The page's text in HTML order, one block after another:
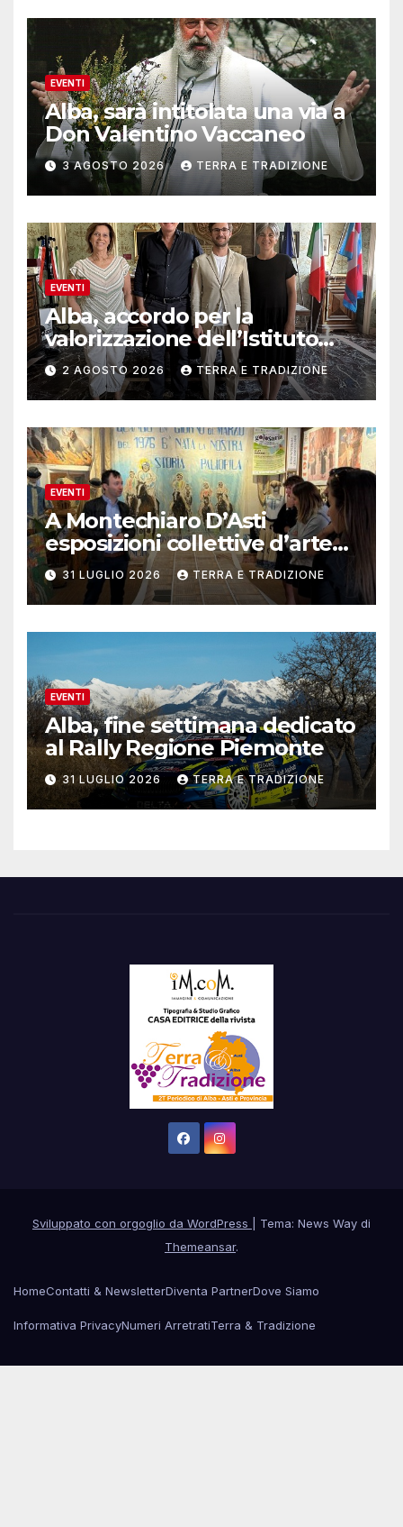
EVENTI
Alba, sarà intitolata una via a
Don Valentino Vaccaneo
3 AGOSTO 2026 TERRA E TRADIZIONE
EVENTI
Alba, accordo per la
valorizzazione dell’Istituto
musicale Rocca
2 AGOSTO 2026 TERRA E TRADIZIONE
EVENTI
A Montechiaro D’Asti
esposizioni collettive d’arte
contemporanea
31 LUGLIO 2026 TERRA E TRADIZIONE
EVENTI
Alba, fine settimana dedicato
al Rally Regione Piemonte
31 LUGLIO 2026 TERRA E TRADIZIONE
Sviluppato con orgoglio da WordPress
Tema: News Way di
Themeansar.
HomeContatti & NewsletterDiventa PartnerDove Siamo
Informativa PrivacyNumeri ArretratiTerra & Tradizione